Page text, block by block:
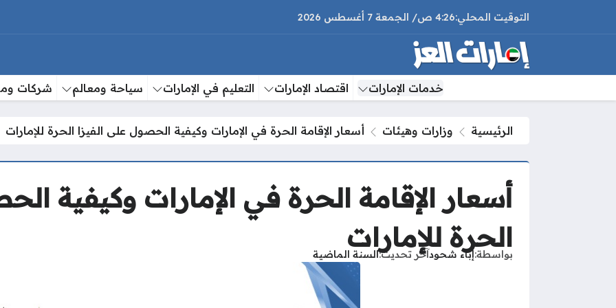
4:26 ص الجمعة 7 أغسطس 2026
خدمات الإمارات اقتصاد الإمارات التعليم في الإمارات سياحة ومعالم شركات
الرئيسية وزارات وهيئات أسعار الإقامة الحرة في الإمارات وكيفية الحصول على الفيزا الحرة للإمارات
أسعار الإقامة الحرة في الإمارات وكيفية
الحرة للإمارات
بواسطة إباء شحودآخر تحديثالسنة الماضية